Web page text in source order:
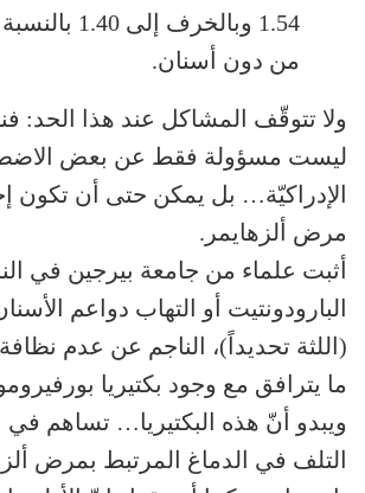
1.54 وبالخرف
من دون أسنان.
ولا تتوقّف المشاكل عند هذا الحد:
ليست مسؤولة فقط عن بعض
الإدراكيّة… بل يمكن حتى أن تكون
مرض ألزهايمر.
أثبت علماء من جامعة بيرجين في
البارودونتيت أو التهاب دواعم
(اللثة تحديداً)، الناجم عن عدم نظافة
ما يترافق مع وجود بكتيريا
ويبدو أنّ هذه البكتيريا… تساهم في
التلف في الدماغ المرتبط بمرض